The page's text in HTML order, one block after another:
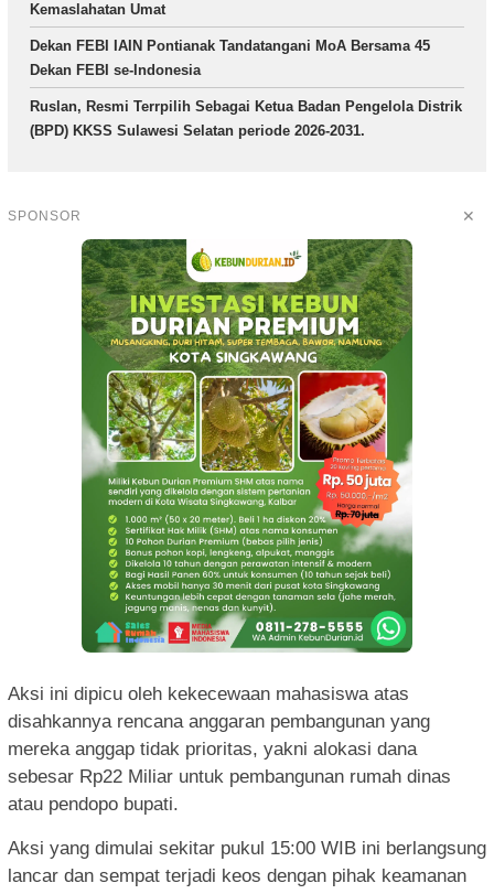
Kemaslahatan Umat
Dekan FEBI IAIN Pontianak Tandatangani MoA Bersama 45
Dekan FEBI se-Indonesia
Ruslan, Resmi Terrpilih Sebagai Ketua Badan Pengelola Distrik
(BPD) KKSS Sulawesi Selatan periode 2026-2031.
SPONSOR ✕
Aksi ini dipicu oleh kekecewaan mahasiswa atas
disahkannya rencana anggaran pembangunan yang
mereka anggap tidak prioritas, yakni alokasi dana
sebesar Rp22 Miliar untuk pembangunan rumah dinas
atau pendopo bupati.
Aksi yang dimulai sekitar pukul 15:00 WIB ini berlangsung
lancar dan sempat terjadi keos dengan pihak keamanan